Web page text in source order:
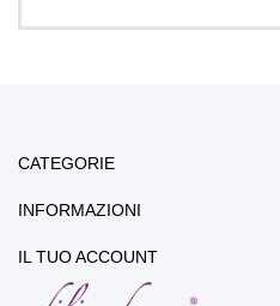
CATEGORIE
INFORMAZIONI
IL TUO ACCOUNT